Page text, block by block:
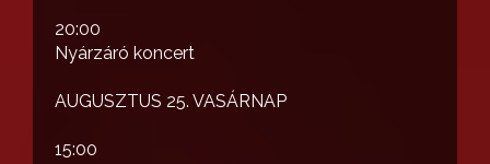
20:00
Nyárzáró koncert
AUGUSZTUS 25. VASÁRNAP
15:00